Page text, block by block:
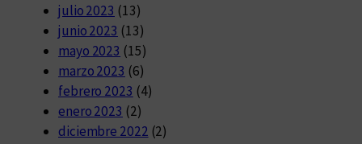
julio 2023 (13)
junio 2023 (13)
mayo 2023 (15)
marzo 2023 (6)
febrero 2023 (4)
enero 2023 (2)
diciembre 2022 (2)